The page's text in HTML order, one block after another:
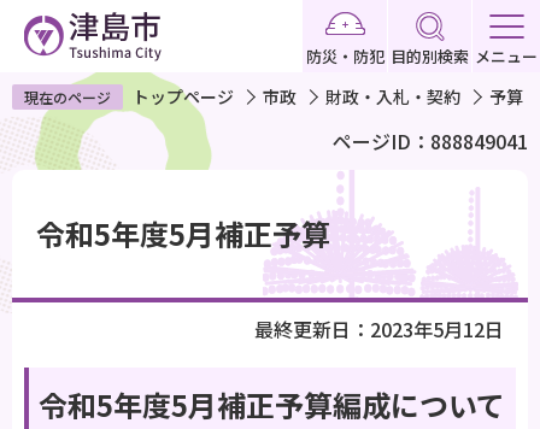
ペ
ー
ジ
で
す
防災・防犯 目的別検索 メニュー
現在のページ トップページ 市政 財政・入札・契約 予算
ページID：888849041
令和5年度5月補正予算
最終更新日：2023年5月12日
令和5年度5月補正予算編成について